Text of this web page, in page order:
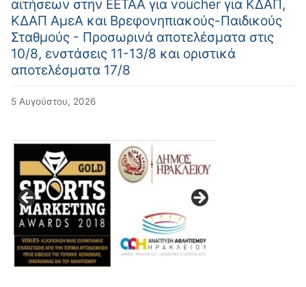
αιτήσεων στην ΕΕΤΑΑ για voucher για ΚΔΑΠ,
ΚΔΑΠ ΑμεΑ και Βρεφονηπιακούς-Παιδικούς
Σταθμούς - Προσωρινά αποτελέσματα στις
10/8, ενστάσεις 11-13/8 και οριστικά
αποτελέσματα 17/8
5 Αυγούστου, 2026